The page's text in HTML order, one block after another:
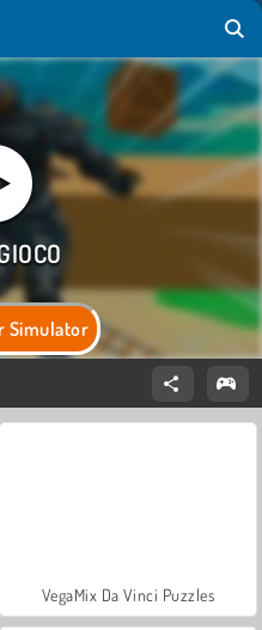
Simulator
VegaMix Da Vinci Puzzles